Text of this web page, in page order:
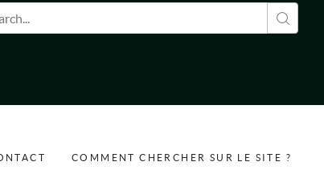
de recherche
COMMENT CHERCHER SUR LE SITE ?